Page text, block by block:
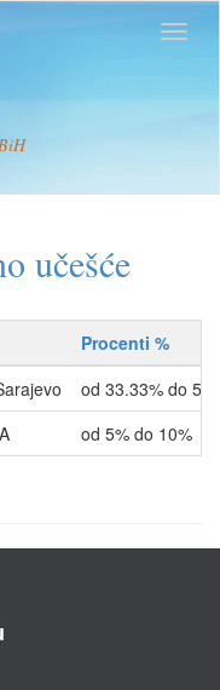
učešće
Procenti %
od 33.33% do
od 5% do 10%